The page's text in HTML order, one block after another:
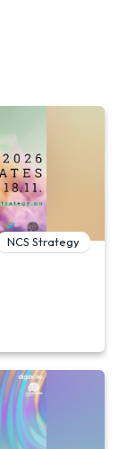
NCS Strategy